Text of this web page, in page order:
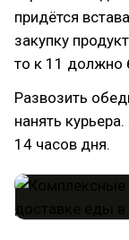
придётся
закупку
то к 11 должно
Развозить
нанять
14 часов дня.